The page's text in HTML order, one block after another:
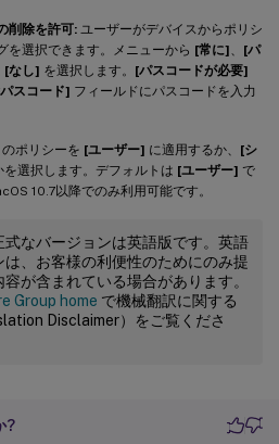
削除を許可: ユーザーがデバイスからポリシ
を選択できます。メニューから [常に]
[パ
[なし] を選択します。 [パスコードが必要]
スコード] フィールドにパスコードを入力
のポリシーを [ユーザー] に適用するか、 [シ
選択します。デフォルトは [ユーザー] で
10.7以降でのみ利用可能です。
式なバージョンは英語版です。英語
、お客様の利便性のためにのみ提
が含まれている場合があります。
Group home で機械翻訳に関する
Disclaimer）をご覧くださ
?